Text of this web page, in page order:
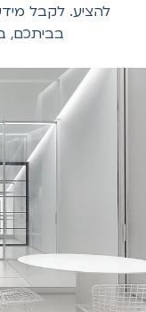
להציע. לקבל מידע
בביתכם,